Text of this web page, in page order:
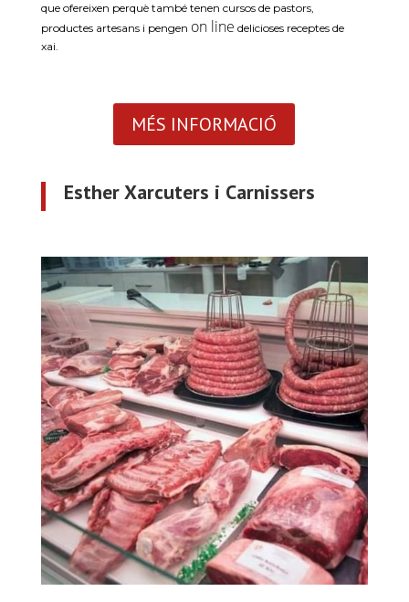
que ofereixen perquè també tenen cursos de pastors,
productes artesans i pengen on line delicioses receptes de
xai.
MÉS INFORMACIÓ
Esther Xarcuters i Carnissers